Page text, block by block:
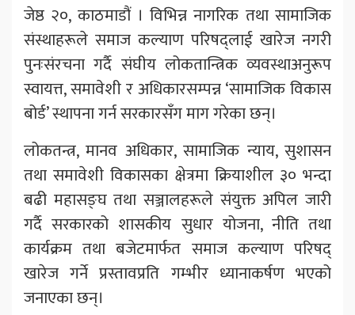
जेष्ठ २०, काठमाडौं । विभिन्न नागरिक तथा सामाजिक
संस्थाहरूले समाज कल्याण परिषद्लाई खारेज नगरी
पुनःसंरचना गर्दै संघीय लोकतान्त्रिक व्यवस्थाअनुरूप
स्वायत्त, समावेशी र अधिकारसम्पन्न ‘सामाजिक विकास
बोर्ड’ स्थापना गर्न सरकारसँग माग गरेका छन्।
लोकतन्त्र, मानव अधिकार, सामाजिक न्याय, सुशासन
तथा समावेशी विकासका क्षेत्रमा क्रियाशील ३० भन्दा
बढी महासङ्घ तथा सञ्जालहरूले संयुक्त अपिल जारी
गर्दै सरकारको शासकीय सुधार योजना, नीति तथा
कार्यक्रम तथा बजेटमार्फत समाज कल्याण परिषद्
खारेज गर्ने प्रस्तावप्रति गम्भीर ध्यानाकर्षण भएको
जनाएका छन्।